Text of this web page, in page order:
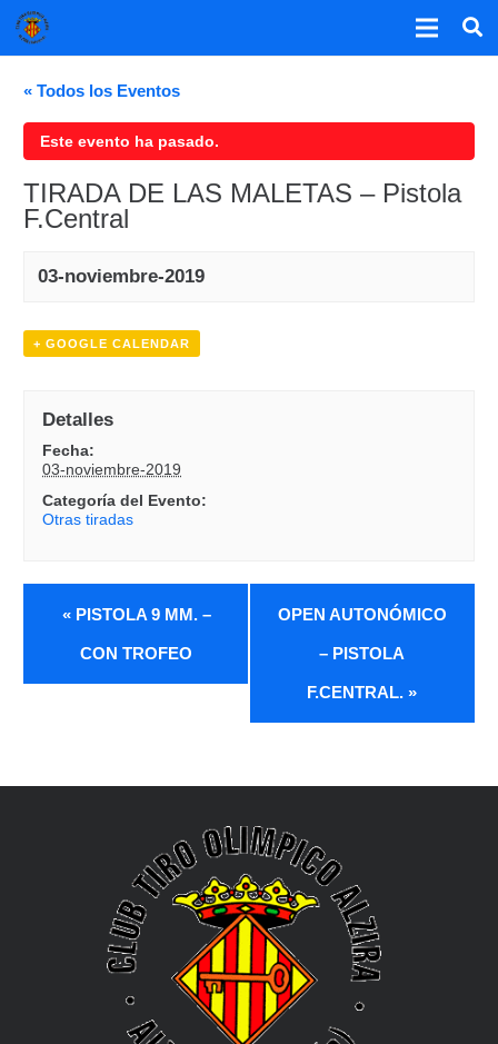
« Todos los Eventos
Este evento ha pasado.
TIRADA DE LAS MALETAS – Pistola
F.Central
03-noviembre-2019
+ GOOGLE CALENDAR
Detalles
Fecha:
03-noviembre-2019
Categoría del Evento:
Otras tiradas
«PISTOLA 9 MM. –
CON TROFEO
OPEN AUTONÓMICO
– PISTOLA
F.CENTRAL. »